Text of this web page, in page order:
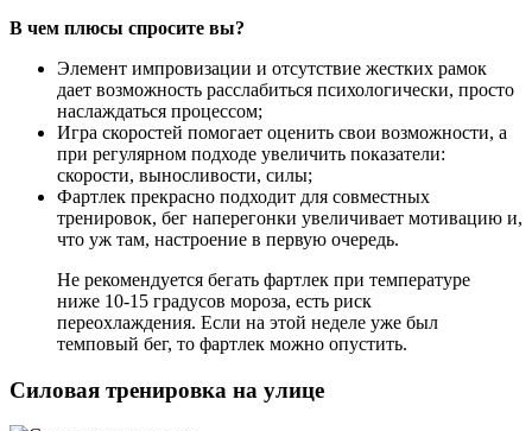
В чем плюсы спросите вы?
Элемент импровизации и отсутствие жестких рамок
дает возможность расслабиться психологически, просто
наслаждаться процессом;
Игра скоростей помогает оценить свои возможности, а
при регулярном подходе увеличить показатели:
скорости, выносливости, силы;
Фартлек прекрасно подходит для совместных
тренировок, бег наперегонки увеличивает мотивацию и,
что уж там, настроение в первую очередь.
Не рекомендуется бегать фартлек при температуре
ниже 10-15 градусов мороза, есть риск
переохлаждения. Если на этой неделе уже был
темповый бег, то фартлек можно опустить.
Силовая тренировка на улице